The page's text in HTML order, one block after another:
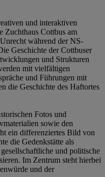
und interaktiven
Zuchthaus Cottbus am
während der NS-
Geschichte der Cottbuser
und Strukturen
mit vielfältigen
und Führungen mit
die Geschichte des Haftortes
Fotos und
sowie den
ein differenziertes Bild von
die Gedenkstätte als
und politische
Im Zentrum steht hierbei
und der